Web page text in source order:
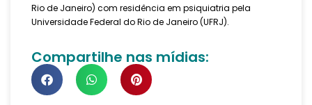
Rio de Janeiro) com residência em psiquiatria pela
Universidade Federal do Rio de Janeiro (UFRJ).
Compartilhe nas mídias: